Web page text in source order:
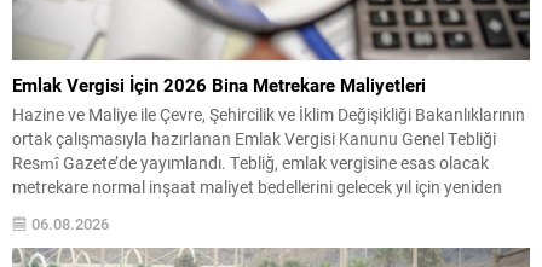
Emlak Vergisi İçin 2026 Bina Metrekare Maliyetleri
Hazine ve Maliye ile Çevre, Şehircilik ve İklim Değişikliği Bakanlıklarının
ortak çalışmasıyla hazırlanan Emlak Vergisi Kanunu Genel Tebliği
Resmî Gazete’de yayımlandı. Tebliğ, emlak vergisine esas olacak
metrekare normal inşaat maliyet bedellerini gelecek yıl için yeniden
maliyetlerinin hem asgari hem de azami sınırları...
06.08.2026